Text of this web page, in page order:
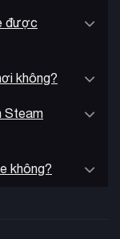
tráng. Game
hệ mới, đi kèm
được
không?
Steam
không?